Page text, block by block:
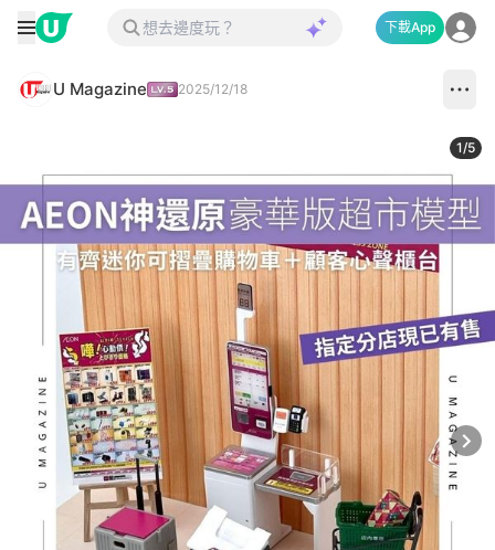
下載App
U Magazine 2025/12/18
1/5